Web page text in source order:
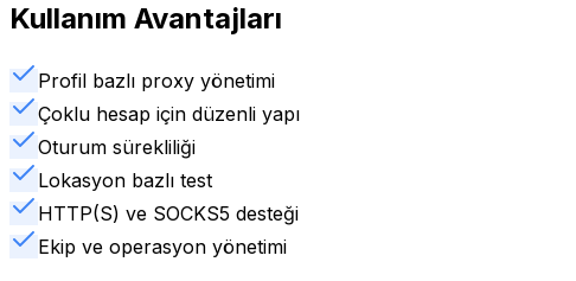
Kullanım Avantajları
Profil bazlı proxy yönetimi
Çoklu hesap için düzenli yapı
Oturum sürekliliği
Lokasyon bazlı test
HTTP(S) ve SOCKS5 desteği
Ekip ve operasyon yönetimi